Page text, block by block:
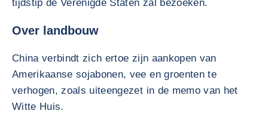
tijdstip de Verenigde Staten zal bezoeken.
Over landbouw
China verbindt zich ertoe zijn aankopen van
Amerikaanse sojabonen, vee en groenten te
verhogen, zoals uiteengezet in de memo van het
Witte Huis.